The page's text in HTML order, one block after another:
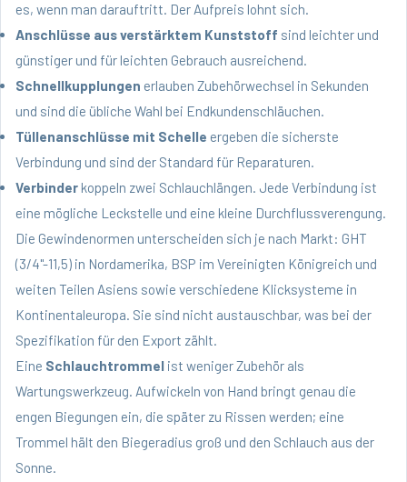
es, wenn man darauftritt. Der Aufpreis lohnt sich.
Anschlüsse aus verstärktem Kunststoff sind leichter und
günstiger und für leichten Gebrauch ausreichend.
Schnellkupplungen erlauben Zubehörwechsel in Sekunden
und sind die übliche Wahl bei Endkundenschläuchen.
Tüllenanschlüsse mit Schelle ergeben die sicherste
Verbindung und sind der Standard für Reparaturen.
Verbinder koppeln zwei Schlauchlängen. Jede Verbindung ist
eine mögliche Leckstelle und eine kleine Durchflussverengung.
Die Gewindenormen unterscheiden sich je nach Markt: GHT
(3/4"-11,5) in Nordamerika, BSP im Vereinigten Königreich und
weiten Teilen Asiens sowie verschiedene Klicksysteme in
Kontinentaleuropa. Sie sind nicht austauschbar, was bei der
Spezifikation für den Export zählt.
Eine Schlauchtrommel ist weniger Zubehör als
Wartungswerkzeug. Aufwickeln von Hand bringt genau die
engen Biegungen ein, die später zu Rissen werden; eine
Trommel hält den Biegeradius groß und den Schlauch aus der
Sonne.